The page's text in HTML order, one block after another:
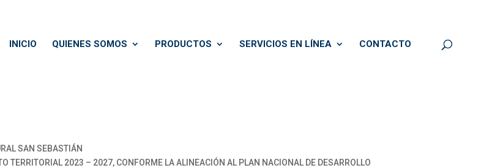
INICIO QUIENES SOMOS PRODUCTOS SERVICIOS EN LÍNEA CONTACTO
SAN SEBASTIÁN
TERRITORIAL 2023 – 2027, CONFORME LA ALINEACIÓN AL PLAN NACIONAL DE DESARROLLO